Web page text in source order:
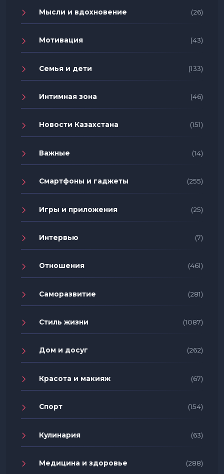
Мысли и вдохновение (26)
Мотивация (43)
Семья и дети (133)
Интимная зона (46)
Новости Казахстана (151)
Важные (14)
Смартфоны и гаджеты (255)
Игры и приложения (25)
Интервью (7)
Отношения (461)
Саморазвитие (281)
Стиль жизни (1087)
Дом и досуг (262)
Красота и макияж (67)
Спорт (154)
Кулинария (63)
Медицина и здоровье (288)